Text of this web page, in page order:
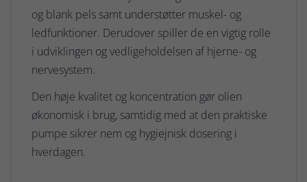
og blank pels samt understøtter muskel- og
ledfunktioner. Derudover spiller de en vigtig rolle
i udviklingen og vedligeholdelsen af hjerne- og
nervesystem.
Den høje kvalitet og koncentration gør olien
økonomisk i brug, samtidig med at den praktiske
pumpe sikrer nem og hygiejnisk dosering i
hverdagen.